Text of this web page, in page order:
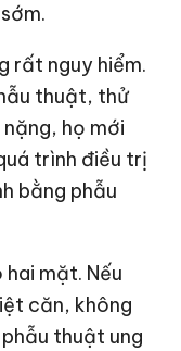
rất nguy hiểm.
thuật, thử
họ mới
trình điều trị
bằng phẫu
mặt. Nếu
căn, không
thuật ung